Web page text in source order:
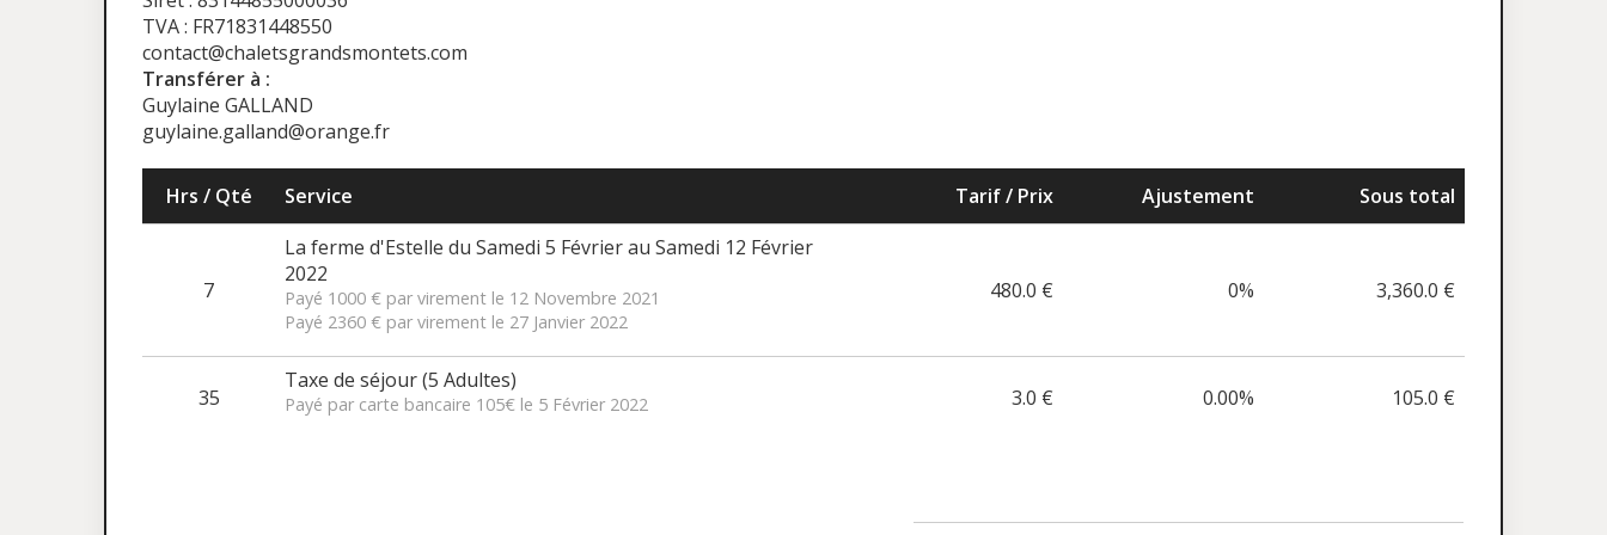
TVA : FR71831448550
contact@chaletsgrandsmontets.com
Transférer à :
Guylaine GALLAND
guylaine.galland@orange.fr
Hrs / Qté Service Tarif / Prix Ajustement Sous total
7
La ferme d'Estelle du Samedi 5 Février au Samedi 12 Février
2022
Payé 1000 € par virement le 12 Novembre 2021
Payé 2360 € par virement le 27 Janvier 2022
480.0 € 0% 3,360.0 €
35
Taxe de séjour (5 Adultes)
Payé par carte bancaire 105€ le 5 Février 2022 3.0 € 0.00% 105.0 €